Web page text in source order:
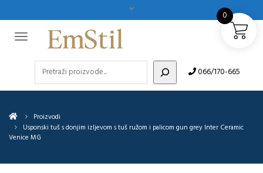
066/170-665
Proizvodi
Usponski tuš s donjim izljevom s tuš ružom i palicom gun grey Inter Ceramic
Venice MG
0